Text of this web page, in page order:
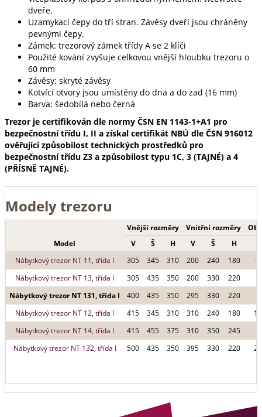
dveře.
Uzamykací čepy do tří stran. Závěsy dveří jsou chráněny
pevnými čepy.
Zámek: trezorový zámek třídy A se 2 klíči
Použité kování zvyšuje celkovou vnější hloubku trezoru o
60 mm
Závěsy: skryté závěsy
Kotvící otvory jsou umístěny do dna a do zad (16 mm)
Barva: šedobílá nebo černá
Trezor je certifikován dle normy ČSN EN 1143-1+A1 pro
bezpečnostní třídu I, II a získal certifikát NBÚ dle ČSN 916012
ověřující způsobilost technických prostředků pro
bezpečnostní třídu Z3 a způsobilost typu 1C, 3 (TAJNÉ) a 4
(PŘÍSNĚ TAJNÉ).
Modely trezoru
Model
Vnější rozměry Vnitřní rozměry
V
Š H V Š H
Nábytkový trezor NT 11, třída I
305 345 310 200 240 180
9
Nábytkový trezor NT 13, třída I
305 435 350 200 330 220
Nábytkový trezor NT 131, třída I
400 435 350 295 330 220
Nábytkový trezor NT 12, třída I
415 345 310 310 240 180
Nábytkový trezor NT 14, třída I
415 455 375 310 350 245
Nábytkový trezor NT 132, třída I
500 435 350 395 330 220